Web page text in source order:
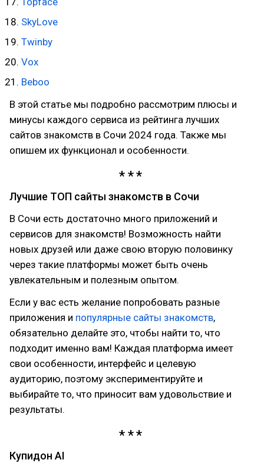
SkyLove
Twinby
Vox
Beboo
В этой статье мы подробно рассмотрим плюсы и
минусы каждого сервиса из рейтинга лучших
сайтов знакомств в Сочи 2024 года. Также мы
опишем их функционал и особенности.
Лучшие ТОП сайты знакомств в Сочи
В Сочи есть достаточно много приложений и
сервисов для знакомств! Возможность найти
новых друзей или даже свою вторую половинку
через такие платформы может быть очень
увлекательным и полезным опытом.
Если у вас есть желание попробовать разные
приложения и популярные сайты знакомств,
обязательно делайте это, чтобы найти то, что
подходит именно вам! Каждая платформа имеет
свои особенности, интерфейс и целевую
аудиторию, поэтому экспериментируйте и
выбирайте то, что приносит вам удовольствие и
результаты.
Купидон AI